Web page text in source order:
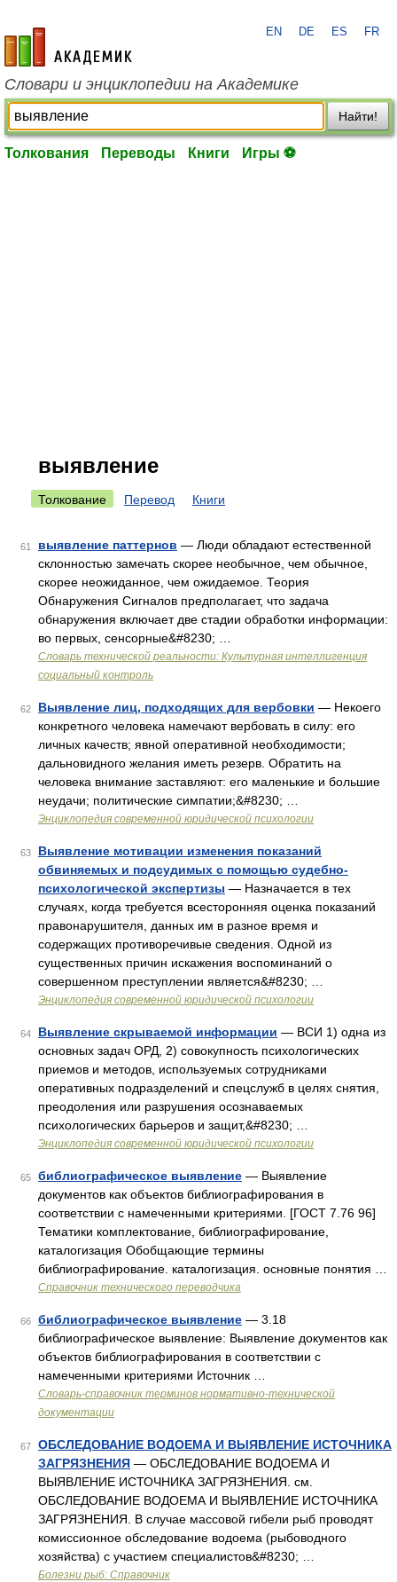
academic.ru
EN DE ES FR
Словари и энциклопедии на Академике
Найти!
Толкования Переводы Книги Игры ⚽
выявление
Толкование Перевод Книги
61 выявление паттернов — Люди обладают естественной
склонностью замечать скорее необычное, чем обычное,
скорее неожиданное, чем ожидаемое. Теория
Обнаружения Сигналов предполагает, что задача
обнаружения включает две стадии обработки информации:
во первых, сенсорные&#8230; …
Словарь технической реальности: Культурная интеллигенция
социальный контроль
62 Выявление лиц, подходящих для вербовки — Некоего
конкретного человека намечают вербовать в силу: его
личных качеств; явной оперативной необходимости;
дальновидного желания иметь резерв. Обратить на
человека внимание заставляют: его маленькие и большие
неудачи; политические симпатии;&#8230; …
Энциклопедия современной юридической психологии
63
Выявление мотивации изменения показаний
обвиняемых и подсудимых с помощью судебно-
психологической экспертизы — Назначается в тех
случаях, когда требуется всесторонняя оценка показаний
правонарушителя, данных им в разное время и
содержащих противоречивые сведения. Одной из
существенных причин искажения воспоминаний о
совершенном преступлении является&#8230; …
Энциклопедия современной юридической психологии
64 Выявление скрываемой информации — ВСИ 1) одна из
основных задач ОРД, 2) совокупность психологических
приемов и методов, используемых сотрудниками
оперативных подразделений и спецслужб в целях снятия,
преодоления или разрушения осознаваемых
психологических барьеров и защит,&#8230; …
Энциклопедия современной юридической психологии
65 библиографическое выявление — Выявление
документов как объектов библиографирования в
соответствии с намеченными критериями. [ГОСТ 7.76 96]
Тематики комплектование, библиографирование,
каталогизация Обобщающие термины
библиографирование. каталогизация. основные понятия …
Справочник технического переводчика
66 библиографическое выявление — 3.18
библиографическое выявление: Выявление документов как
объектов библиографирования в соответствии с
намеченными критериями Источник …
Словарь-справочник терминов нормативно-технической
документации
67
ОБСЛЕДОВАНИЕ ВОДОЕМА И ВЫЯВЛЕНИЕ ИСТОЧНИКА
ЗАГРЯЗНЕНИЯ — ОБСЛЕДОВАНИЕ ВОДОЕМА И
ВЫЯВЛЕНИЕ ИСТОЧНИКА ЗАГРЯЗНЕНИЯ. см.
ОБСЛЕДОВАНИЕ ВОДОЕМА И ВЫЯВЛЕНИЕ ИСТОЧНИКА
ЗАГРЯЗНЕНИЯ. В случае массовой гибели рыб проводят
комиссионное обследование водоема (рыбоводного
хозяйства) с участием специалистов&#8230; …
Болезни рыб: Справочник